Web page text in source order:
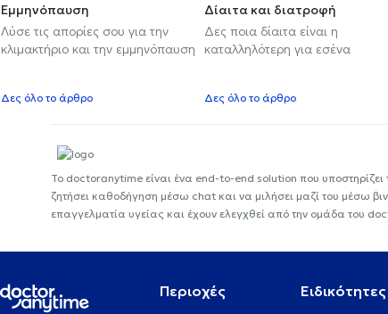
Εμμηνόπαυση
Λύσε τις απορίες σου για την
κλιμακτήριο και την εμμηνόπαυση
Δες όλο το άρθρο
Δίαιτα και διατροφή
Δες ποια δίαιτα είναι η
καταλληλότερη για εσένα
Δες όλο το άρθρο
Το doctoranytime είναι ένα end-to-end solution που υποστηρίζει
ζητήσει καθοδήγηση μέσω chat και να μιλήσει μαζί του μέσω
επαγγελματία υγείας και έχουν ελεγχθεί από την ομάδα του
Περιοχές Ειδικότητες